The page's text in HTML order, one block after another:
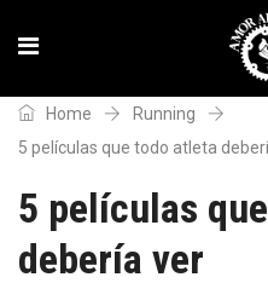
Home
Running
5 películas que todo atleta
5 películas
debería ver